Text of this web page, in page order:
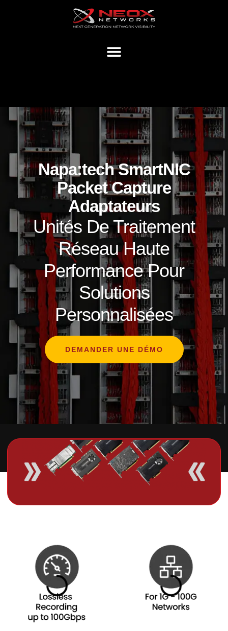
Napa:tech SmartNIC
Packet Capture
Adaptateurs
Unités De Traitement
Réseau Haute
Performance Pour
Solutions
Personnalisées
DEMANDER UNE DÉMO